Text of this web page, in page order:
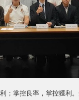
；掌控良率，掌控獲利